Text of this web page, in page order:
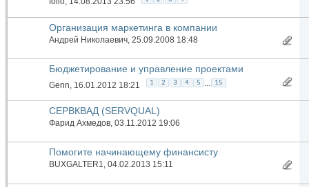
Организация маркетинга в компании
Андрей Николаевич, 25.09.2008 18:48
Бюджетирование и управление проектами
Genn, 16.01.2012 18:21 1 2 3 4 5 ... 15
СЕРВКВАД (SERVQUAL)
Фарид Ахмедов, 03.11.2012 19:06
Помогите начинающему финансисту
BUXGALTER1, 04.02.2013 15:11